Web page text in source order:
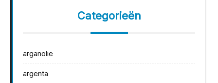
Categorieën
arganolie
argenta